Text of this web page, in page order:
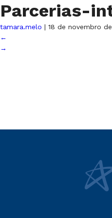
Parcerias-
tamara.melo | 18 de novembro
←
→